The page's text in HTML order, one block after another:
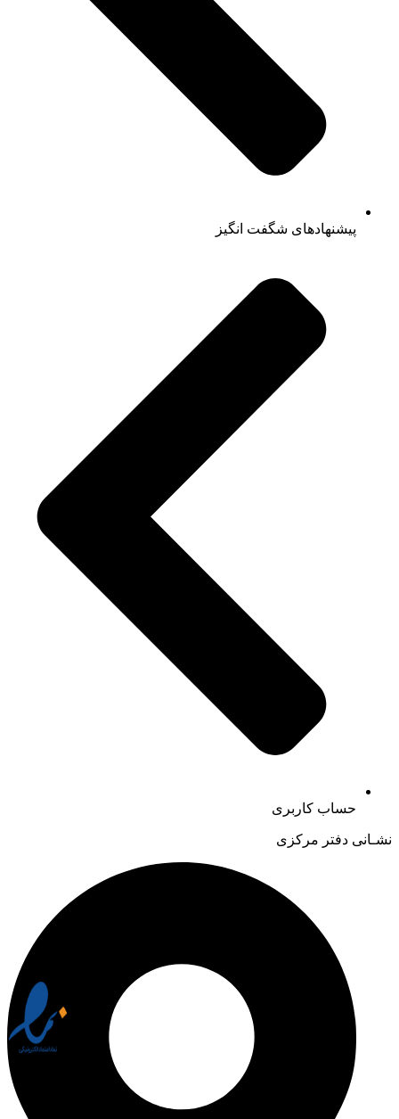
پیشنهادهای شگفت انگیز
حساب کاربری
نشـانی دفتر مرکزی